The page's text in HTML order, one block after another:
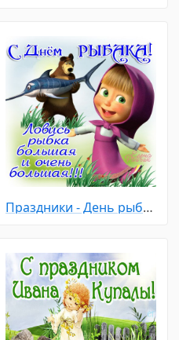
Праздники - День рыбака